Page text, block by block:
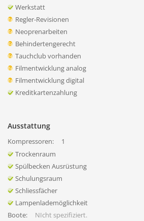
Werkstatt
Regler-Revisionen
Neoprenarbeiten
Behindertengerecht
Tauchclub vorhanden
Filmentwicklung analog
Filmentwicklung digital
Kreditkartenzahlung
Ausstattung
Kompressoren:
1
Trockenraum
Spülbecken Ausrüstung
Schulungsraum
Schliessfächer
Lampenlademöglichkeit
Boote:
NIcht spezifiziert.